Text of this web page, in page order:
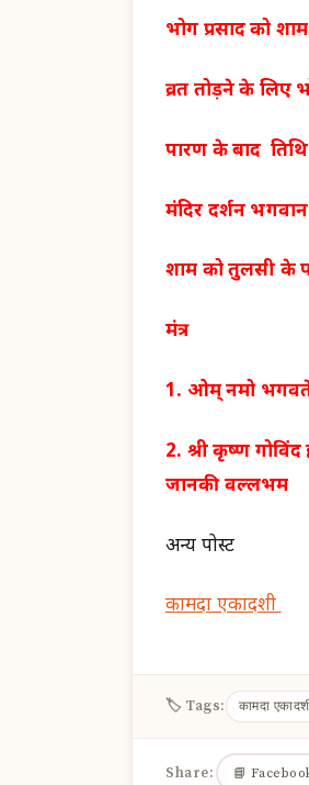
भोग प्रसाद को
व्रत तोड़ने के लिए
पारण के बाद तिथि
मंदिर दर्शन
शाम को तुलसी के
मंत्र
1. ओम् नमो
2. श्री कृष्ण
जानकी वल्लभम
अन्य पोस्ट
कामदा एकादशी
🏷 Tags: कामदा
Share: 📘